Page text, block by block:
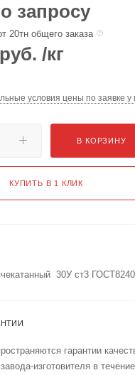
запросу
20тн общего заказа
руб. /кг
условия цены по заявке
В КОРЗИНУ
КУПИТЬ В 1 КЛИК
30У ст3 ГОСТ8240
гарантии
изготовителя в